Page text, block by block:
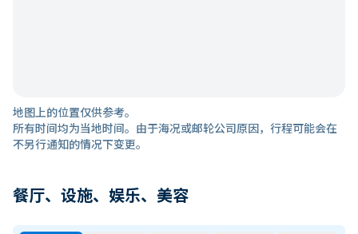
地图上的位置仅供参考。
所有时间均为当地时间。由于海况或邮轮公司原因，行程可能会在
不另行通知的情况下变更。
餐厅、设施、娱乐、美容